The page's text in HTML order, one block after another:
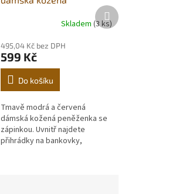
peněženka se zápinkou
Skladem (3 ks)
495,04 Kč bez DPH
599 Kč
Do košíku
Tmavě modrá a červená
dámská kožená peněženka se
zápinkou. Uvnitř najdete
přihrádky na bankovky,
Další
produkt